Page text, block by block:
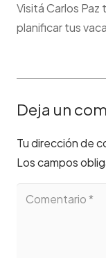
Visitá Carlos Paz
planificar tus
Deja un
Tu dirección de
Los campos